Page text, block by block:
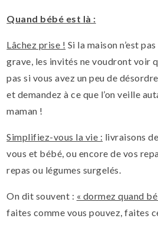
Quand bébé est là :
Lâchez prise ! Si la maison n’est
grave, les invités ne voudront voir
pas si vous avez un peu de
et demandez à ce que l’on veille
maman !
Simplifiez-vous la vie : livraisons
vous et bébé, ou encore de vos
repas ou légumes surgelés.
On dit souvent : « dormez quand
faites comme vous pouvez, faites